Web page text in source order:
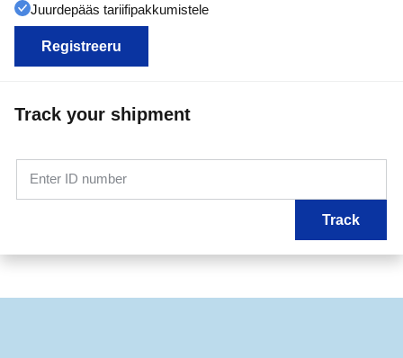
Juurdepääs tariifipakkumistele
Registreeru
Track your shipment
Enter ID number
Track